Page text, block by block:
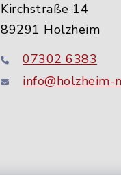
Kirchstraße 14
89291 Holzheim
07302 6383
info@holzheim-